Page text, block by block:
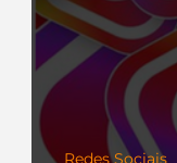
Redes Sociais